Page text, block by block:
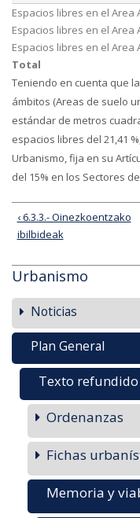
Espacios libres en el Area
Espacios libres en el Area
Espacios libres en el Area
Total
Teniendo en cuenta que
ámbitos (Areas de suelo
estándar de metros
espacios libres del 21,41
Urbanismo, fija en su
del 15% en los Sectores
‹ 6.3.3.- Oinezkoentzako
ibilbideak
Urbanismo
Noticias
Plan General
Texto
Ordenanzas
Fichas
Memoria y